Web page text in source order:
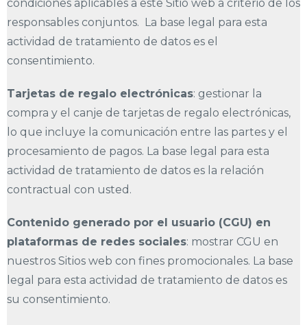
condiciones aplicables a este Sitio web a criterio de los
responsables conjuntos. La base legal para esta
actividad de tratamiento de datos es el
consentimiento.
Tarjetas de regalo electrónicas: gestionar la
compra y el canje de tarjetas de regalo electrónicas,
lo que incluye la comunicación entre las partes y el
procesamiento de pagos. La base legal para esta
actividad de tratamiento de datos es la relación
contractual con usted.
Contenido generado por el usuario (CGU) en
plataformas de redes sociales: mostrar CGU en
nuestros Sitios web con fines promocionales. La base
legal para esta actividad de tratamiento de datos es
su consentimiento.